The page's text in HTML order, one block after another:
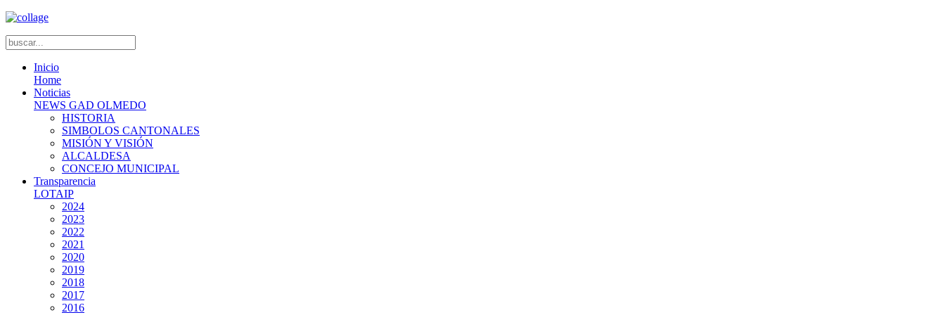
Inicio
Home
Noticias
NEWS GAD OLMEDO
HISTORIA
SIMBOLOS CANTONALES
MISIÓN Y VISIÓN
ALCALDESA
CONCEJO MUNICIPAL
Transparencia
LOTAIP
2024
2023
2022
2021
2020
2019
2018
2017
2016